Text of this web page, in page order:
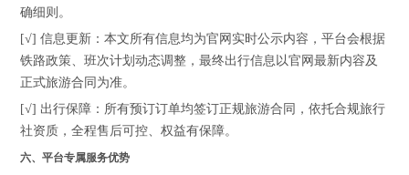
确细则。
[√] 信息更新：本文所有信息均为官网实时公示内容，平台会根据
铁路政策、班次计划动态调整，最终出行信息以官网最新内容及
正式旅游合同为准。
[√] 出行保障：所有预订订单均签订正规旅游合同，依托合规旅行
社资质，全程售后可控、权益有保障。
六、平台专属服务优势